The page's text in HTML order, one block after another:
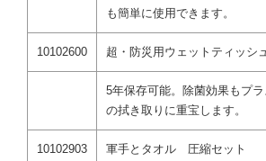
も簡単に使用できます。
10102600 超・防災用ウェットティッシ
5年保存可能。除菌効果もプ
の拭き取りに重宝します。
10102903 軍手とタオル 圧縮セット